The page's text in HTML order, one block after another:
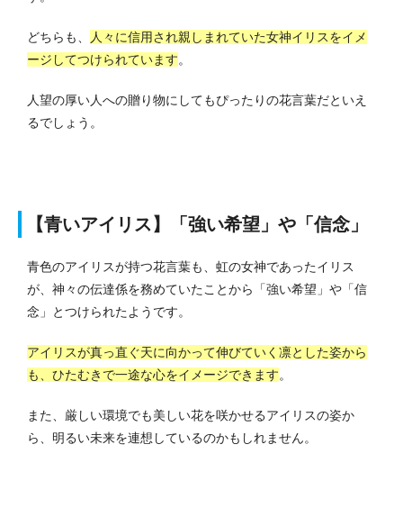
どちらも、
人々に信用され親しまれていた女神イリスをイメ
ージしてつけられています。
人望の厚い人への贈り物にしてもぴったりの花言葉だといえ
るでしょう。
【青いアイリス】「強い希望」や「信念」
青色のアイリスが持つ花言葉も、虹の女神であったイリス
が、神々の伝達係を務めていたことから「強い希望」や「信
念」とつけられたようです。
アイリスが真っ直ぐ天に向かって伸びていく凛とした姿から
も、ひたむきで一途な心をイメージできます。
また、厳しい環境でも美しい花を咲かせるアイリスの姿か
ら、明るい未来を連想しているのかもしれません。